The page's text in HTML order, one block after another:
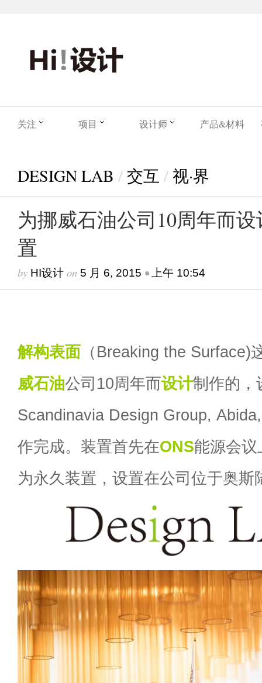
关注 项目 设计师 产品&材料
DESIGN LAB / 交互 /视·界
为挪威石油公司10周年而
置
by HI设计 on 5 月 6, 2015 • 上午 10:54
解构表面 （Breaking the Surface)
威石油公司10周年而设计制作的，
Scandinavia Design Group,
作完成。装置首先在ONS能源会议
为永久装置，设置在公司位于奥斯